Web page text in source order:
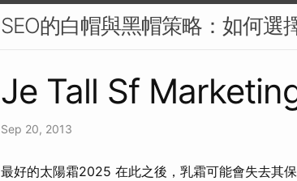
SEO的白帽與黑帽策略：如何選
Je Tall Sf
Sep 20, 2013
最好的太陽霜2025 在此之後，乳霜可能會失去其